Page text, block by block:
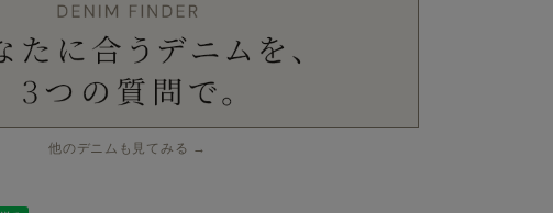
他のデニムも見てみる →